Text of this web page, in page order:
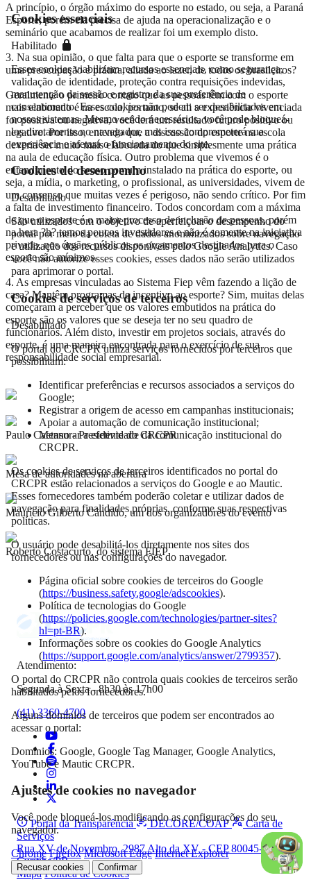
A princípio, o órgão máximo do esporte no estado, ou seja, a Paraná
Esporte; porém ela precisa de ajuda na operacionalização e o
seminário que acabamos de realizar foi um exemplo disto.
3. Na sua opinião, o que falta para que o esporte se transforme em
uma preocupação e prática, aliada ao lazer, de todos os brasileiros?
Geralmente o primeiro contato que as pessoas têm com o esporte
mais elaborado é na escola, portanto, se ali a experiência vivenciada
for positiva ou negativa, você terá um resultado futuro positivo ou
negativo. Por isso, entendo que a discussão do esporte na escola
deveria ser muito mais elaborada do que simplesmente uma prática
na aula de educação física. Outro problema que vivemos é o
entendimento do senso comum instalado na prática do esporte, ou
seja, a mídia, o marketing, o profissional, as universidades, vivem de
um consenso que muitas vezes é perigoso, não sendo crítico. Por fim
a falta de investimento financeiro. Todos concordam com a máxima
de que o esporte é o maior processo de inclusão de pessoas, porém
na hora ?h? temos poucos investidores e não é somente na iniciativa
privada, nos órgãos públicos os orçamentos destinados para o
esporte são mínimos.
4. As empresas vinculadas ao Sistema Fiep vêm fazendo a lição de
casa? Mantêm programas de incentivo ao esporte? Sim, muitas delas
começaram a perceber que os valores embutidos na prática do
esporte são os valores que se deseja ter no seu quadro de
funcionários. Além disto, investir em projetos sociais, através do
esporte, é uma maneira encontrada para o exercício de sua
responsabilidade social empresarial.
Paulo Caetano - Presidente do CRCPR
Mesa de autoridades na abertura
Maurício Gilberto Cândido, um dos organizadores do evento
Roberto Costacurto, do sistema FIEP
Atendimento:
Segunda à Sexta - 8h30 às 17h00
(41) 3360-4700
Portal da Transparência DECORE/COAF
Carta de
Serviços
Rua XV de Novembro, 2987 Alto da XV - CEP 80045-340,
Curitiba/PR
Mapa Política de Cookies
Cookies essenciais
Habilitado
Esses cookies viabilizam recursos essenciais, como segurança,
validação de identidade, proteção contra requisições indevidas,
manutenção da sessão e registro da sua preferência de
consentimento. Esses cookies não podem ser desabilitados em
nossos sistemas. Mesmo sendo necessários, você pode bloqueá-
los diretamente no navegador, mas isso comprometerá sua
experiência e afetará o funcionamento do site.
Cookies de desempenho
Desabilitado
São utilizados com o objetivo de aperfeiçoar o desempenho do
portal por meio da coleta de dados anonimizados sobre navegação
e utilização dos recursos disponíveis pelo Google Analytics. Caso
você não autorize esses cookies, esses dados não serão utilizados
para aprimorar o portal.
Cookies de serviços de terceiros
Desabilitado
O portal do CRCPR utiliza serviços fornecidos por terceiros que
possibilitam:
Identificar preferências e recursos associados a serviços do
Google;
Registrar a origem de acesso em campanhas institucionais;
Apoiar a automação de comunicação institucional;
Mensurar a efetividade da comunicação institucional do
CRCPR.
Os cookies de serviços de terceiros identificados no portal do
CRCPR estão relacionados a serviços do Google e ao Mautic.
Esses fornecedores também poderão coletar e utilizar dados de
navegação para finalidades próprias, conforme suas respectivas
políticas.
O usuário pode desabilitá-los diretamente nos sites dos
fornecedores ou nas configurações do navegador.
Página oficial sobre cookies de terceiros do Google
(https://business.safety.google/adscookies).
Política de tecnologias do Google
(https://policies.google.com/technologies/partner-sites?
hl=pt-BR).
Informações sobre os cookies do Google Analytics
(https://support.google.com/analytics/answer/2799357).
O portal do CRCPR não controla quais cookies de terceiros serão
habilitados pelos fornecedores.
Alguns domínios de terceiros que podem ser encontrados ao
acessar o portal:
Domínios: Google, Google Tag Manager, Google Analytics,
YouTube e Mautic CRCPR.
Ajustes de cookies no navegador
Você pode bloqueá-los modificando as configurações do seu
navegador.
Chrome Firefox Microsoft Edge Internet Explorer
Recusar cookies Confirmar